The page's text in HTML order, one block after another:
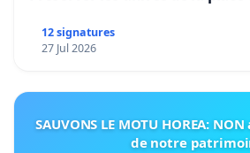
12 signatures
27 Jul 2026
SAUVONS LE MOTU HOREA:
de notre